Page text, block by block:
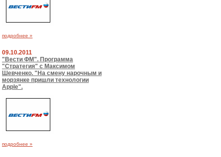
подробнее »
09.10.2011
"Вести ФМ". Программа
"Стратегия" с Максимом
Шевченко. "На смену нарочным и
морзянке пришли технологии
Apple".
подробнее »